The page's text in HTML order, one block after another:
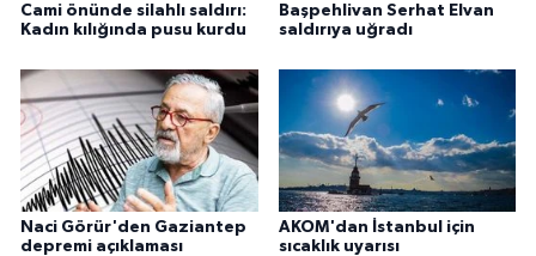
Cami önünde silahlı saldırı:
Kadın kılığında pusu kurdu
Başpehlivan Serhat Elvan
saldırıya uğradı
Naci Görür'den Gaziantep
depremi açıklaması
AKOM'dan İstanbul için
sıcaklık uyarısı